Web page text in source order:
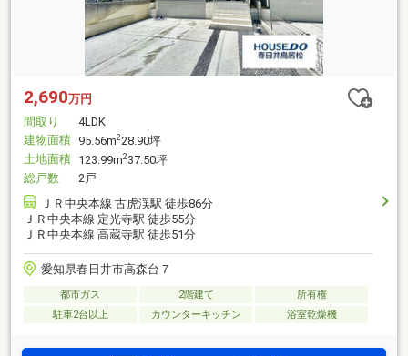
2,690万円
間取り
4LDK
建物面積 95.56m228.90坪
土地面積 123.99m237.50坪
総戸数
2戸
ＪＲ中央本線 古虎渓駅 徒歩86分
ＪＲ中央本線 定光寺駅 徒歩55分
ＪＲ中央本線 高蔵寺駅 徒歩51分
愛知県春日井市高森台７
都市ガス 2階建て
所有権
駐車2台以上
カウンターキッチン 浴室乾燥機